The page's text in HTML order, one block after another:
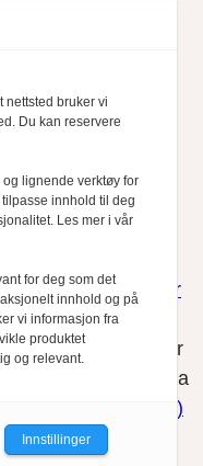
og
Vær
som
har ikke ansvar
som det lenkes til fra
(cookies)
nettsted bruker vi
Du kan reservere
lignende verktøy for
innhold til deg
Les mer i vår
for deg som det
innhold og på
vi informasjon fra
produktet
og relevant.
Innstillinger